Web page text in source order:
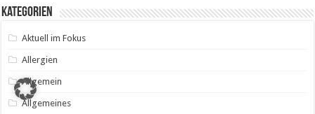
Kategorien
Aktuell im Fokus
Allergien
Allgemein
Allgemeines